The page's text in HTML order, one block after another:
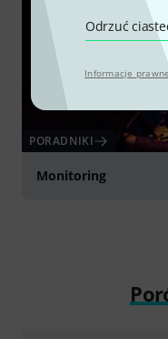
Odrzuć
Informacje
PORADNIKI
Monitoring